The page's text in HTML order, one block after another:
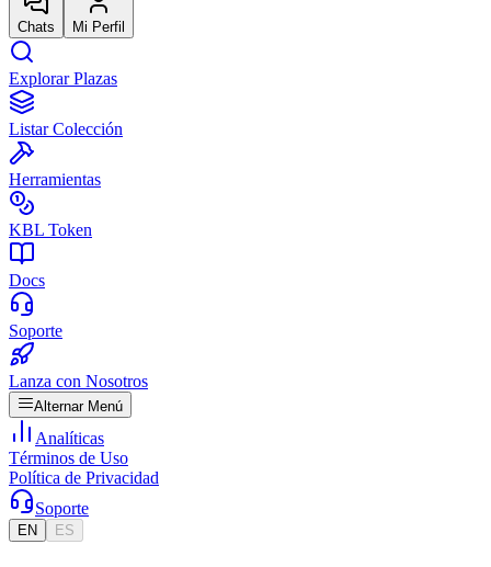
Chats Mi Perfil
Explorar Plazas
Listar Colección
Herramientas
KBL Token
Docs
Soporte
Lanza con Nosotros
Alternar Menú
Analíticas
Términos de Uso
Política de Privacidad
Soporte
EN ES